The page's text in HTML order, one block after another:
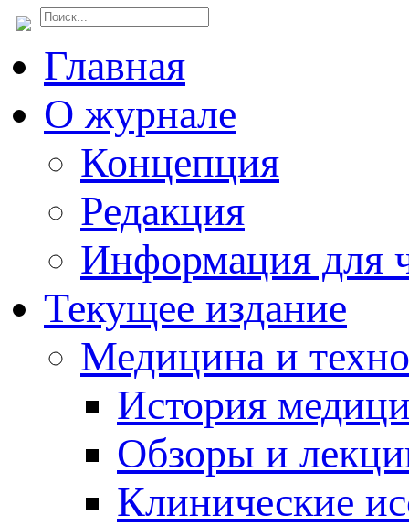
Главная
О журнале
Концепция
Редакция
Информация для
Текущее издание
Медицина и
История
Обзоры и
Клинические